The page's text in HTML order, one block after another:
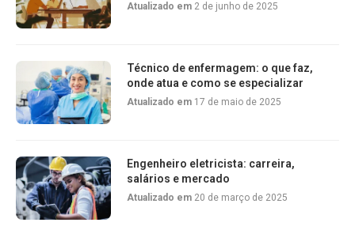
Atualizado em 2 de junho de 2025
Técnico de enfermagem: o que faz,
onde atua e como se especializar
Atualizado em 17 de maio de 2025
Engenheiro eletricista: carreira,
salários e mercado
Atualizado em 20 de março de 2025